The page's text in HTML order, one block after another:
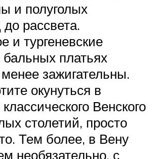
и полуголых
рассвета.
и тургеневские
платьях
зажигательны.
окунуться в
Венского
столетий, просто
Тем более, в Вену
необязательно, с